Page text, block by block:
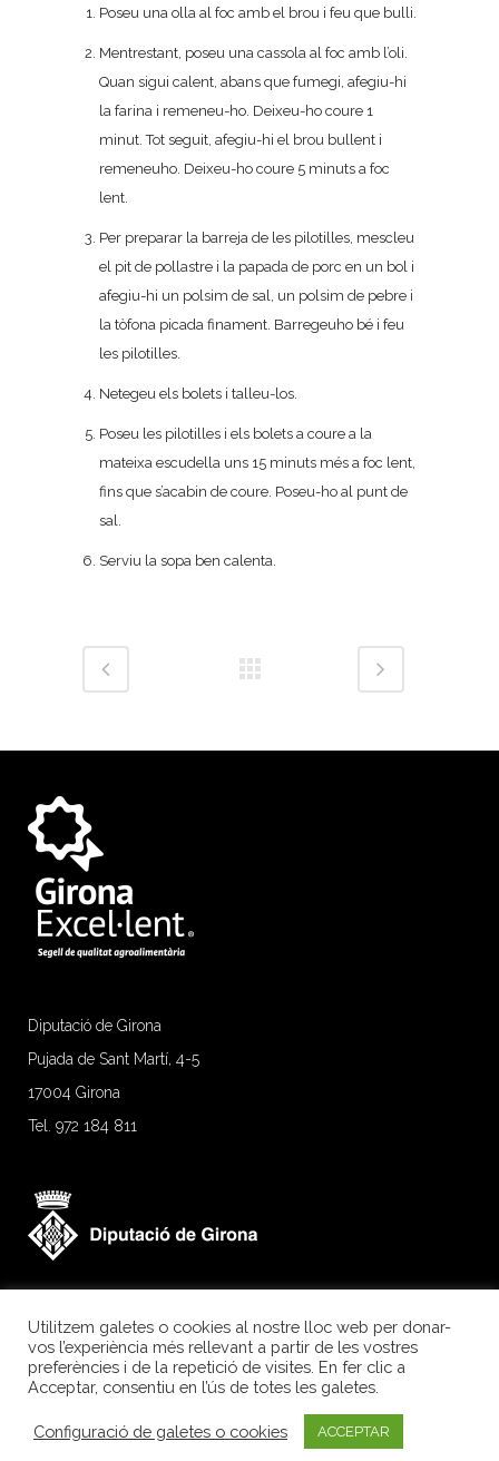
Poseu una olla al foc amb el brou i feu que bulli.
Mentrestant, poseu una cassola al foc amb l’oli.
Quan sigui calent, abans que fumegi, afegiu-hi
la farina i remeneu-ho. Deixeu-ho coure 1
minut. Tot seguit, afegiu-hi el brou bullent i
remeneuho. Deixeu-ho coure 5 minuts a foc
lent.
Per preparar la barreja de les pilotilles, mescleu
el pit de pollastre i la papada de porc en un bol i
afegiu-hi un polsim de sal, un polsim de pebre i
la tòfona picada finament. Barregeuho bé i feu
les pilotilles.
Netegeu els bolets i talleu-los.
Poseu les pilotilles i els bolets a coure a la
mateixa escudella uns 15 minuts més a foc lent,
fins que s’acabin de coure. Poseu-ho al punt de
sal.
Serviu la sopa ben calenta.
Diputació de Girona
Pujada de Sant Martí, 4-5
17004 Girona
Tel. 972 184 811
Girona Excel·lent.Segell de qualitat agroalimentària.
Utilitzem galetes o cookies al nostre lloc web per donar-
vos l’experiència més rellevant a partir de les vostres
preferències i de la repetició de visites. En fer clic a
Acceptar, consentiu en l’ús de totes les galetes.
Configuració de galetes o cookies ACCEPTAR